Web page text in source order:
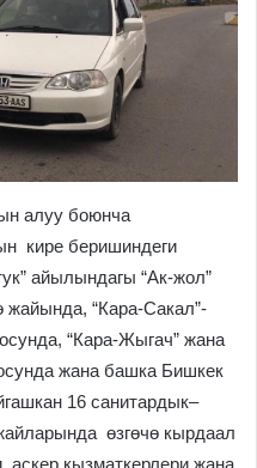
алуу боюнча
кире беришиндеги
айылындагы “Ак-жол”
жайында, “Кара-Сакал”-
“Кара-Жыгач” жана
жана башка Бишкек
16 санитардык–
өзгөчө кырдаал
аскер кызматкерлери жана